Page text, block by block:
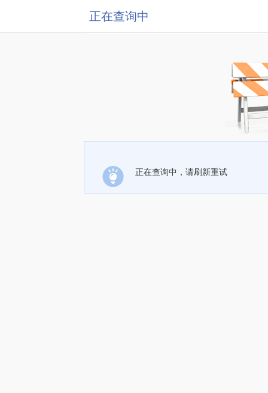
正在查询中
正在查询中，请刷新重试